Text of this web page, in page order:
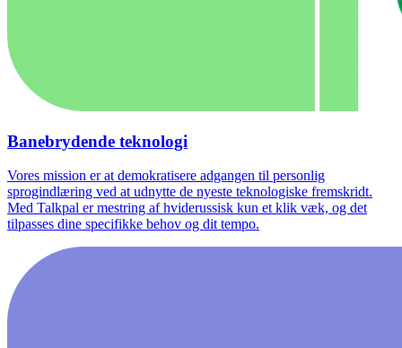
Banebrydende teknologi
Vores mission er at demokratisere adgangen til personlig
sprogindlæring ved at udnytte de nyeste teknologiske fremskridt.
Med Talkpal er mestring af hviderussisk kun et klik væk, og det
tilpasses dine specifikke behov og dit tempo.